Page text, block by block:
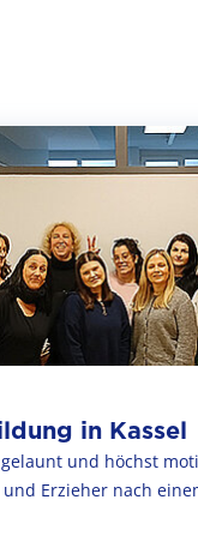
in Kassel
und höchst
Erzieher nach